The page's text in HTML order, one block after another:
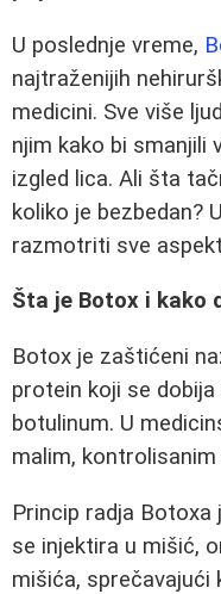
U poslednje vreme,
najtraženijih
medicini. Sve više
njim kako bi smanjili
izgled lica. Ali šta
koliko je bezbedan?
razmotriti sve
Šta je Botox i kako
Botox je zaštićeni
protein koji se
botulinum. U
malim, kontrolisanim
Princip radja Botoxa
se injektira u mišić,
mišića, sprečavajući